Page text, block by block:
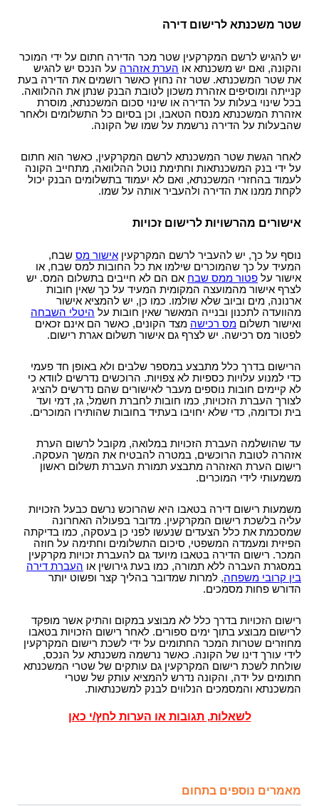
שטר משכנתא לרישום דירה
יש להגיש לרשם המקרקעין שטר מכר הדירה חתום על ידי המוכר
והקונה, ואם יש משכנתא או הערת אזהרה על הנכס יש להגיש
את שטר המשכנתא. שטר זה נחוץ כאשר רושמים את הדירה בעת
קנייתה ומוסיפים אזהרת משכון לטובת הבנק שנתן את ההלוואה.
בכל שינוי בעלות על הדירה או שינוי סכום המשכנתא, מוסרת
אזהרת המשכנתא מנסח הטאבו, וכן בסיום כל התשלומים ולאחר
שהבעלות על הדירה נרשמת על שמו של הקונה.
לאחר הגשת שטר המשכנתא לרשם המקרקעין, כאשר הוא חתום
על ידי בנק המשכנתאות וחתימת נוטל ההלוואה, מתחייב הקונה
לעמוד בהחזרי המשכנתא, ואם לא יעמוד בתשלומים הבנק יכול
לקחת ממנו את הדירה ולהעביר אותה על שמו.
אישורים מהרשויות לרישום זכויות
נוסף על כך, יש להעביר לרשם המקרקעין אישור מס שבח,
המעיד על כך שהמוכרים שילמו את כל החובות למס שבח, או
אישור על פטור ממס שבח אם הם לא חייבים בתשלום המס. יש
לצרף אישור מהמועצה המקומית המעיד על כך שאין חובות
ארנונה, מים וביוב שלא שולמו. כמו כן, יש להמציא אישור
מהוועדה לתכנון ובנייה המאשר שאין חובות על היטלי השבחה
ואישור תשלום מס רכישה מצד הקונים, כאשר הם אינם זכאים
לפטור מס רכישה. יש לצרף גם אישור תשלום אגרת רישום.
הרישום בדרך כלל מתבצע במספר שלבים ולא באופן חד פעמי
כדי למנוע עלויות כספיות לא צפויות. הרוכשים נדרשים לוודא כי
לא קיימים חובות נוספים מעבר לאישורים שהם נדרשים להציג
לצורך העברת הזכויות, כמו חובות לחברת חשמל, גז, דמי ועד
בית וכדומה, כדי שלא יחויבו בעתיד בחובות שהותירו המוכרים.
עד שהושלמה העברת הזכויות במלואה, מקובל לרשום הערת
אזהרה לטובת הרוכשים, במטרה להבטיח את המשך העסקה.
רישום הערת האזהרה מתבצע תמורת העברת תשלום ראשון
משמעותי לידי המוכרים.
משמעות רישום דירה בטאבו היא שהרוכש נרשם כבעל הזכויות
עליה בלשכת רישום המקרקעין. מדובר בפעולה האחרונה
שמסכמת את כלל הצעדים שנעשו לפני כן בעסקה, כמו בדיקתה
הפיזית ומעמדה המשפטי, סיכום התשלומים וחתימה על חוזה
המכר. רישום הדירה בטאבו מיועד גם להעברת זכויות מקרקעין
במסגרת העברה ללא תמורה, כמו בעת גירושין או העברת דירה
בין קרובי משפחה, למרות שמדובר בהליך קצר ופשוט יותר
הדורש פחות מסמכים.
רישום הזכויות בדרך כלל לא מבוצע במקום והתיק אשר מופקד
לרישום מבוצע בתוך ימים ספורים. לאחר רישום הזכויות בטאבו
מחוזרים שטרות המכר החתומים על ידי לשכת רישום המקרקעין
לידי עורך דינו של הקונה. כאשר נרשמה משכנתא על הנכס,
שולחת לשכת רישום המקרקעין גם עותקים של שטרי המשכנתא
חתומים על ידה, והקונה נדרש להמציא עותק של שטרי
המשכנתא והמסמכים הנלווים לבנק למשכנתאות.
לשאלות, תגובות או הערות לחץ/י כאן
מאמרים נוספים בתחום